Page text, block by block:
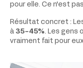
pour elle. Ce n'est
Résultat concret :
à 35-45%. Les gens
vraiment fait pour